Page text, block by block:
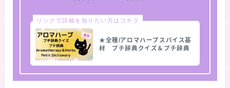
リンクで詳細を知りたい方はコチラ
★全種/アロマハーブスパイス基
材 プチ辞典クイズ＆プチ辞典